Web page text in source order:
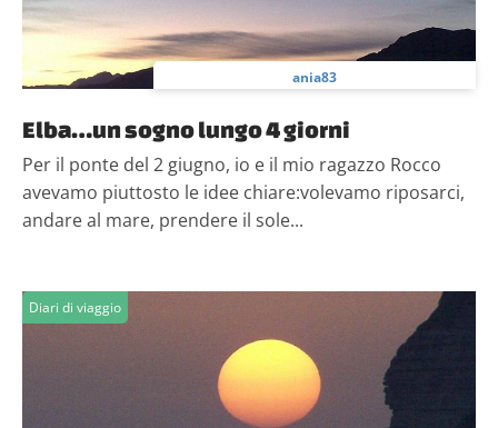
ania83
Elba…un sogno lungo 4 giorni
Per il ponte del 2 giugno, io e il mio ragazzo Rocco
avevamo piuttosto le idee chiare:volevamo riposarci,
andare al mare, prendere il sole...
Diari di viaggio